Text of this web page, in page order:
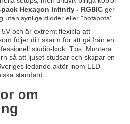
pack Hexagon Infinity - RGBIC ger
utan synliga dioder eller "hotspots".
och är extremt flexibla att
följer din skärm för att gå från en
studio-look. Tips: Montera
så att ljuset studsar och skapar en
ledande aktör inom LED
standard.
om